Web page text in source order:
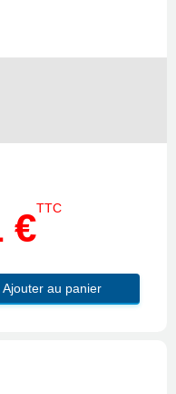
€TTC
Ajouter au panier